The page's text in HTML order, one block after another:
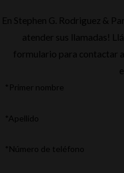
En Stephen G. Rodriguez &
atender sus llamadas!
formulario para contactar
*Primer nombre
*Apellido
*Número de teléfono